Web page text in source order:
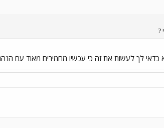
כדאי לך לעשות את זה כי עכשיו מחמירים מאוד עם